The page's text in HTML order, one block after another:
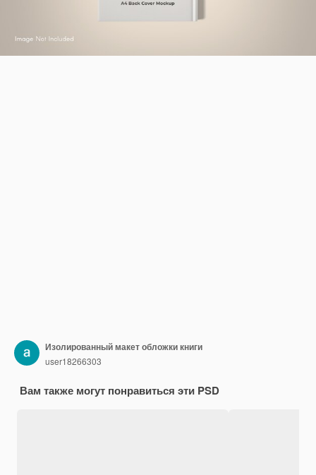
Изолированный макет обложки книги
user18266303
Вам также могут понравиться эти PSD